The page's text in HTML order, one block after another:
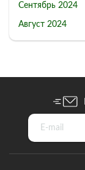
Сентябрь 2024
Август 2024